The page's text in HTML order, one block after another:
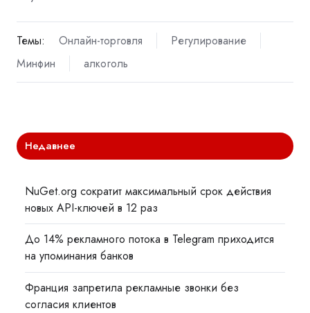
Темы: Онлайн-торговля
Регулирование
Минфин
алкоголь
Недавнее
NuGet.org сократит максимальный срок действия
новых API-ключей в 12 раз
До 14% рекламного потока в Telegram приходится
на упоминания банков
Франция запретила рекламные звонки без
согласия клиентов